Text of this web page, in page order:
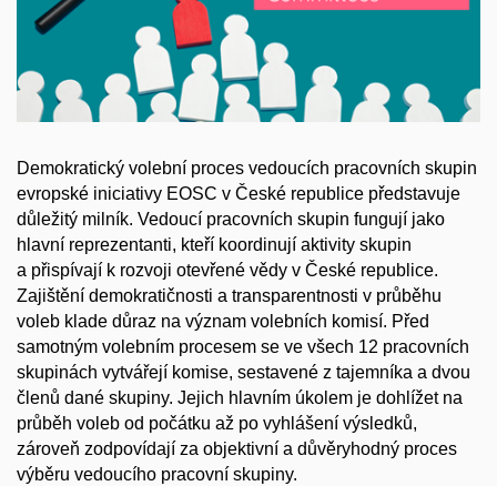
Demokratický volební proces vedoucích pracovních skupin
evropské iniciativy EOSC v České republice představuje
důležitý milník. Vedoucí pracovních skupin fungují jako
hlavní reprezentanti, kteří koordinují aktivity skupin
a přispívají k rozvoji otevřené vědy v České republice.
Zajištění demokratičnosti a transparentnosti v průběhu
voleb klade důraz na význam volebních komisí. Před
samotným volebním procesem se ve všech 12 pracovních
skupinách vytvářejí komise, sestavené z tajemníka a dvou
členů dané skupiny. Jejich hlavním úkolem je dohlížet na
průběh voleb od počátku až po vyhlášení výsledků,
zároveň zodpovídají za objektivní a důvěryhodný proces
výběru vedoucího pracovní skupiny.